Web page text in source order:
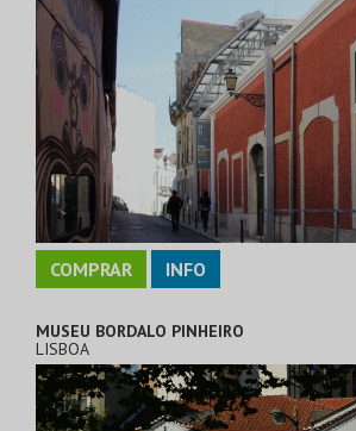
COMPRAR INFO
MUSEU BORDALO PINHEIRO
LISBOA